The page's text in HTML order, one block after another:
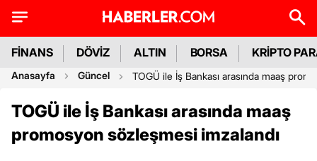
FİNANS DÖVİZ ALTIN BORSA KRİPTO
Anasayfa Güncel TOGÜ ile İş Bankası arasında maaş
TOGÜ ile İş Bankası arasında maaş
promosyon sözleşmesi imzalandı